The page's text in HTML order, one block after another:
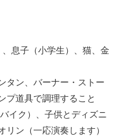
息子（小学生）、猫、金
タン、バーナー・ストー
プ道具で調理すること
ク）、子供とディズニ
リン（一応演奏します）